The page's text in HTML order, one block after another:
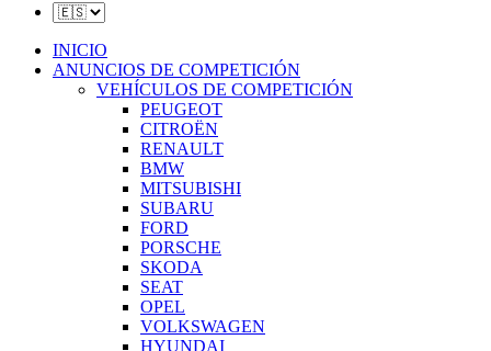
INICIO
ANUNCIOS DE COMPETICIÓN
VEHÍCULOS DE COMPETICIÓN
PEUGEOT
CITROËN
RENAULT
BMW
MITSUBISHI
SUBARU
FORD
PORSCHE
SKODA
SEAT
OPEL
VOLKSWAGEN
HYUNDAI